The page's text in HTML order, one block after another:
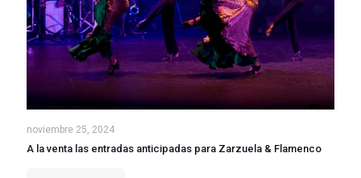
noviembre 25, 2024
A la venta las entradas anticipadas para Zarzuela & Flamenco